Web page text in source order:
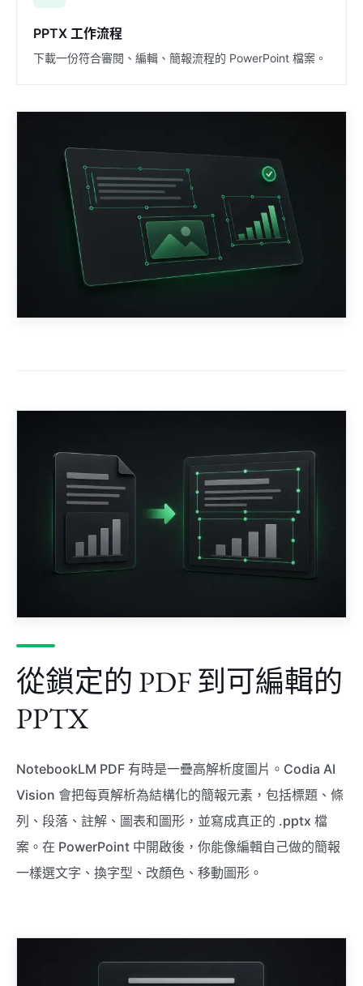
PPTX 工作流程
下載一份符合審閱、編輯、簡報流程的 PowerPoint 檔案。
從鎖定的 PDF 到可編輯的
PPTX
NotebookLM PDF 有時是一疊高解析度圖片。Codia AI
Vision 會把每頁解析為結構化的簡報元素，包括標題、條
列、段落、註解、圖表和圖形，並寫成真正的 .pptx 檔
案。在 PowerPoint 中開啟後，你能像編輯自己做的簡報
一樣選文字、換字型、改顏色、移動圖形。